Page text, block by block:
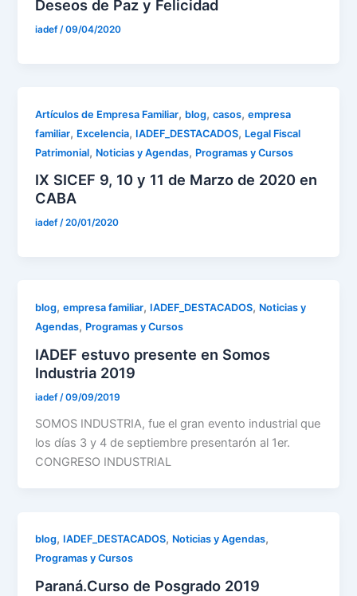
Deseos de Paz y Felicidad
iadef/09/04/2020
Artículos de Empresa Familiar, blog,casos,empresa
familiar, Excelencia, IADEF_DESTACADOS, Legal Fiscal
Patrimonial, Noticias y Agendas, Programas y Cursos
IX SICEF 9, 10 y 11 de Marzo de 2020 en
CABA
iadef/20/01/2020
blog,empresa familiar, IADEF_DESTACADOS, Noticias y
Agendas, Programas y Cursos
IADEF estuvo presente en Somos
Industria 2019
iadef /09/09/2019
SOMOS INDUSTRIA, fue el gran evento industrial que
los días 3 y 4 de septiembre presentarón al 1er.
CONGRESO INDUSTRIAL
blog, IADEF_DESTACADOS, Noticias y Agendas,
Programas y Cursos
Paraná.Curso de Posgrado 2019